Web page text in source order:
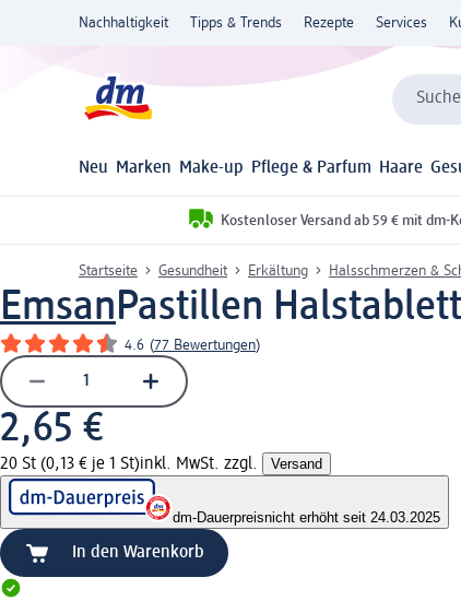
Nachhaltigkeit Tipps & Trends Rezepte Services
Neu Marken Make-up Pflege & Parfum Haare
Kostenloser Versand ab 59 € mit dm-
Startseite Gesundheit Erkältung Halsschmerzen &
EmsanPastillen
4.6 (77 Bewertungen)
2,65 €
20 St (0,13 € je 1 St)inkl. MwSt. zzgl. Versand
dm-Dauerpreisnicht erhöht seit 24.03.2025
In den Warenkorb